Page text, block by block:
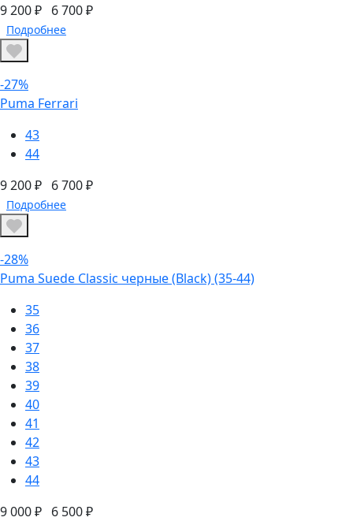
9 200 ₽ 6 700 ₽
Подробнее
-27%
Puma Ferrari
43
44
9 200 ₽ 6 700 ₽
Подробнее
-28%
Puma Suede Classic черные (Black) (35-44)
35
36
37
38
39
40
41
42
43
44
9 000 ₽ 6 500 ₽